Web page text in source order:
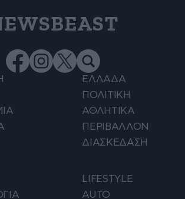
ΕΛΛΑΔΑ
ΠΟΛΙΤΙΚΗ
ΑΘΛΗΤΙΚΑ
ΠΕΡΙΒΑΛΛΟΝ
ΔΙΑΣΚΕΔΑΣΗ
LIFESTYLE
AUTO